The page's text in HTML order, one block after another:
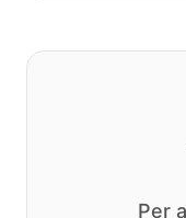
Per